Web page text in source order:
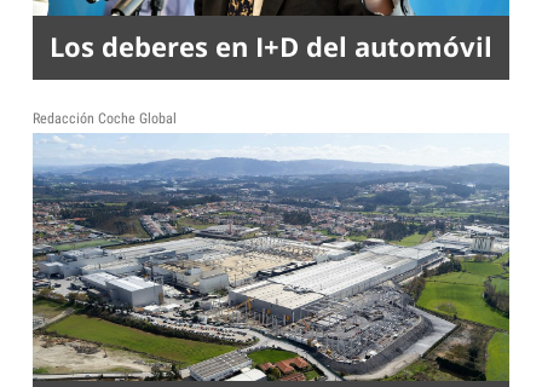
Los deberes en I+D del automóvil
Redacción Coche Global